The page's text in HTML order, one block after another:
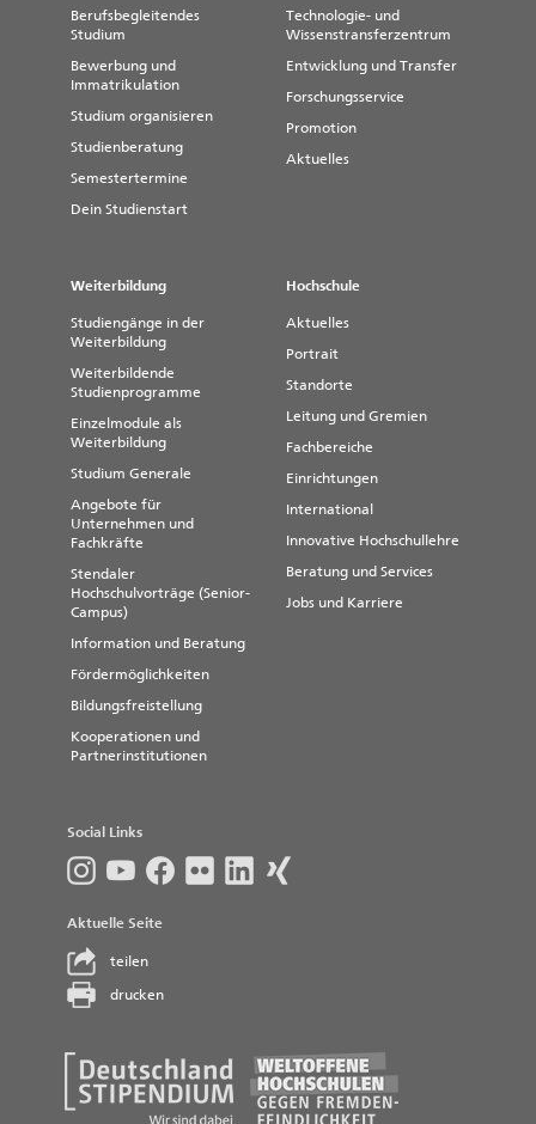
Berufsbegleitendes
Studium
Bewerbung und
Immatrikulation
Studium organisieren
Studienberatung
Semestertermine
Dein Studienstart
Technologie- und
Wissenstransferzentrum
Entwicklung und Transfer
Forschungsservice
Promotion
Aktuelles
Weiterbildung
Studiengänge in der
Weiterbildung
Weiterbildende
Studienprogramme
Einzelmodule als
Weiterbildung
Studium Generale
Angebote für
Unternehmen und
Fachkräfte
Stendaler
Hochschulvorträge (Senior-
Campus)
Information und Beratung
Fördermöglichkeiten
Bildungsfreistellung
Kooperationen und
Partnerinstitutionen
Hochschule
Aktuelles
Portrait
Standorte
Leitung und Gremien
Fachbereiche
Einrichtungen
International
Innovative Hochschullehre
Beratung und Services
Jobs und Karriere
Social Links
Aktuelle Seite
teilen
drucken